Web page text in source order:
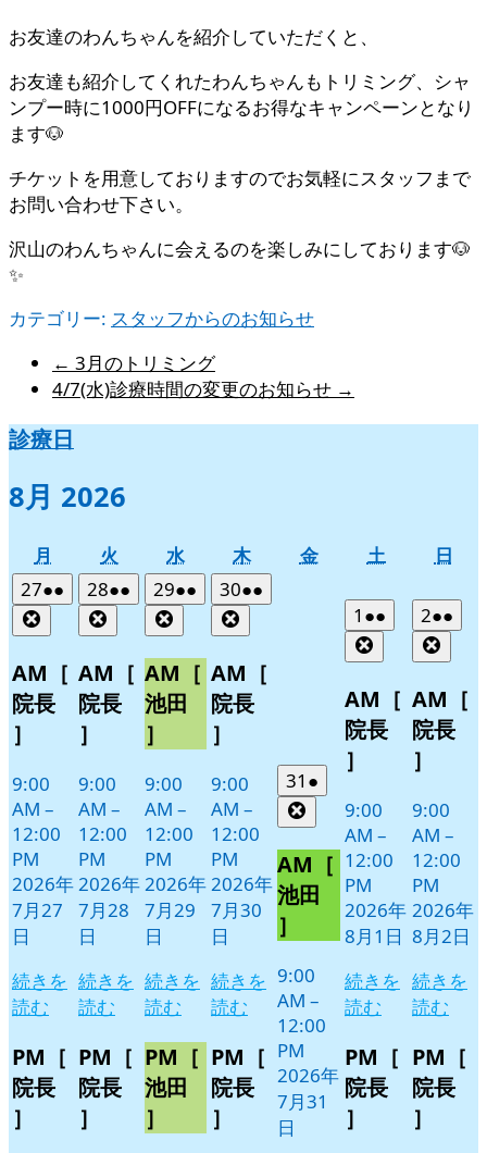
お友達のわんちゃんを紹介していただくと、
お友達も紹介してくれたわんちゃんもトリミング、シャ
ンプー時に1000円OFFになるお得なキャンペーンとなり
ます🐶
チケットを用意しておりますのでお気軽にスタッフまで
お問い合わせ下さい。
沢山のわんちゃんに会えるのを楽しみにしております🐶
✨
カテゴリー: スタッフからのお知らせ
← 3月のトリミング
4/7(水)診療時間の変更のお知らせ →
診療日
8月 2026
月
曜
日
火
曜
日
水水
曜
日
木木
曜
日
金金
土土
日
日
日
272026
年
7
月
27
日
●●
件
の
イ
ベ
ン
ト)
AM［
院長
］
9:00
AM –
12:00
PM
2026年
7月27
日
続きを
読む
PM［
院長
］
282026
年
7
月
28
日
●●
件
の
イ
ベ
ン
ト)
AM［
院長
］
9:00
AM –
12:00
PM
2026年
7月28
日
続きを
読む
PM［
院長
］
292026
年
7
月
29
日
●●
件
の
イ
ベ
ン
ト)
AM［
池田
］
9:00
AM –
12:00
PM
2026年
7月29
日
続きを
読む
PM［
池田
］
302026
年
7
月
30
日
●●
件
イ
ベ
AM［
院長
］
9:00
AM –
12:00
PM
2026年
7月30
日
続きを
読む
PM［
院長
］
31 2026
年
7
月
31
日
●
件
イ
ベ
ン
ト)
Close
AM［
池田
］
9:00
AM –
12:00
PM
2026年
7月31
日
1 2026
年
8
月
1
日
●●
件
イ
ベ
ン
AM［
院長
］
9:00
AM –
12:00
PM
2026年
8月1日
続きを
読む
PM［
院長
］
22026
年
8
月
2
日
●●
件
イ
ベ
ン
AM［
院長
］
9:00
AM –
12:00
PM
2026年
8月2日
続きを
読む
PM［
院長
］